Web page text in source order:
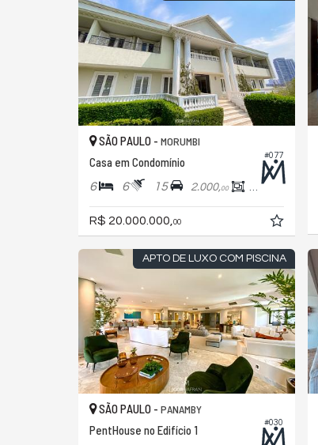
#077
SÃO PAULO - MORUMBI
Casa em Condomínio
6 6 15 2.000,00 1.900,
R$ 20.000.000, 00
APTO DE LUXO COM PISCINA
#030
SÃO PAULO - PANAMBY
PentHouse no Edifício 1